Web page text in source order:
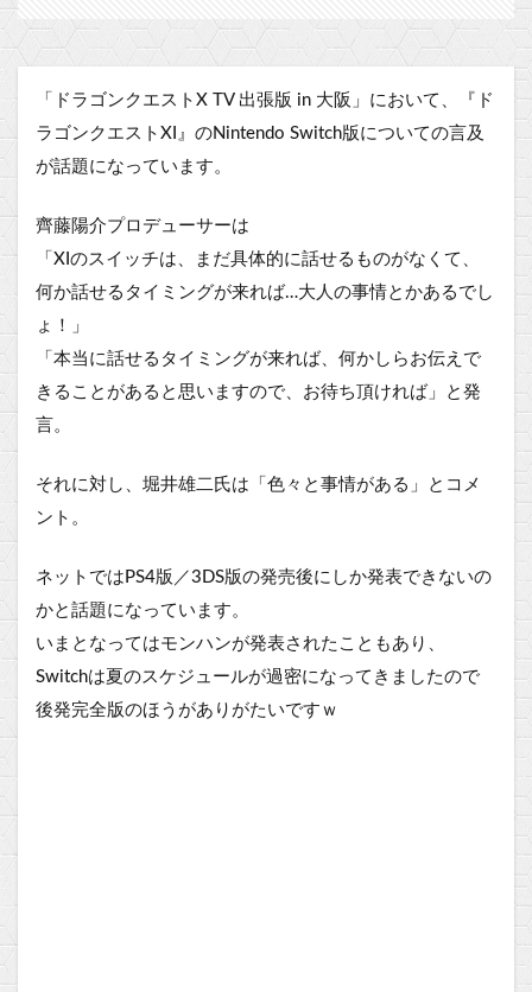
「ドラゴンクエストX TV 出張版 in 大阪」において、『ド
ラゴンクエストXI』のNintendo Switch版についての言及
が話題になっています。
齊藤陽介プロデューサーは
「XIのスイッチは、まだ具体的に話せるものがなくて、
何か話せるタイミングが来れば…大人の事情とかあるでし
ょ！」
「本当に話せるタイミングが来れば、何かしらお伝えで
きることがあると思いますので、お待ち頂ければ」と発
言。
それに対し、堀井雄二氏は「色々と事情がある」とコメ
ント。
ネットではPS4版／3DS版の発売後にしか発表できないの
かと話題になっています。
いまとなってはモンハンが発表されたこともあり、
Switchは夏のスケジュールが過密になってきましたので
後発完全版のほうがありがたいですｗ